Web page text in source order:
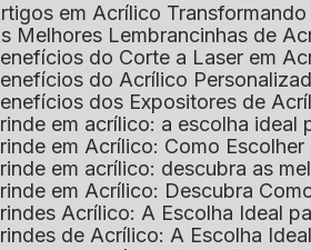
Artigos em Acrílico
As Melhores Lembrancinhas de
Benefícios do Corte a Laser em
Benefícios do Acrílico
Benefícios dos Expositores de
Brinde em acrílico: a escolha
Brinde em Acrílico: Como
Brinde em acrílico: descubra as
Brinde em Acrílico: Descubra
Brindes Acrílico: A Escolha Ideal
Brindes de Acrílico: A Escolha